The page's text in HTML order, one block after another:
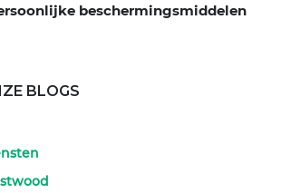
beschermingsmiddelen
BLOGS